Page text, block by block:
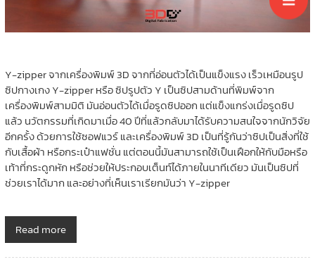
Y-zipper จากเครื่องพิมพ์ 3D จากที่อ่อนตัวได้เป็นแข็งแรง เร็วเหมือนรูป
ซิปกางเกง Y-zipper หรือ ซิปรูปตัว Y เป็นซิปสามด้านที่พิมพ์จาก
เครื่องพิมพ์สามมิติ มันอ่อนตัวได้เมื่อรูดซิปออก แต่แข็งแกร่งเมื่อรูดซิป
แล้ว นวัตกรรมที่เกิดมาเมื่อ 40 ปีที่แล้วกลับมาได้รับความสนใจจากนักวิจัย
อีกครั้ง ด้วยการใช้ซอฟแวร์ และเครื่องพิมพ์ 3D เป็นที่รู้กันว่าซิปเป็นสิ่งที่ใช้
กับเสื้อผ้า หรือกระเป๋าแฟชั่น แต่ตอนนี้มันสามารถใช้เป็นเฝือกให้กับมือหรือ
เท้าที่กระดูกหัก หรือช่วยให้ประกอบเต็นท์ได้ภายในนาทีเดียว มันเป็นซิปที่
ช่วยเราได้มาก และอย่างที่เห็นเราเรียกมันว่า Y-zipper
Read more